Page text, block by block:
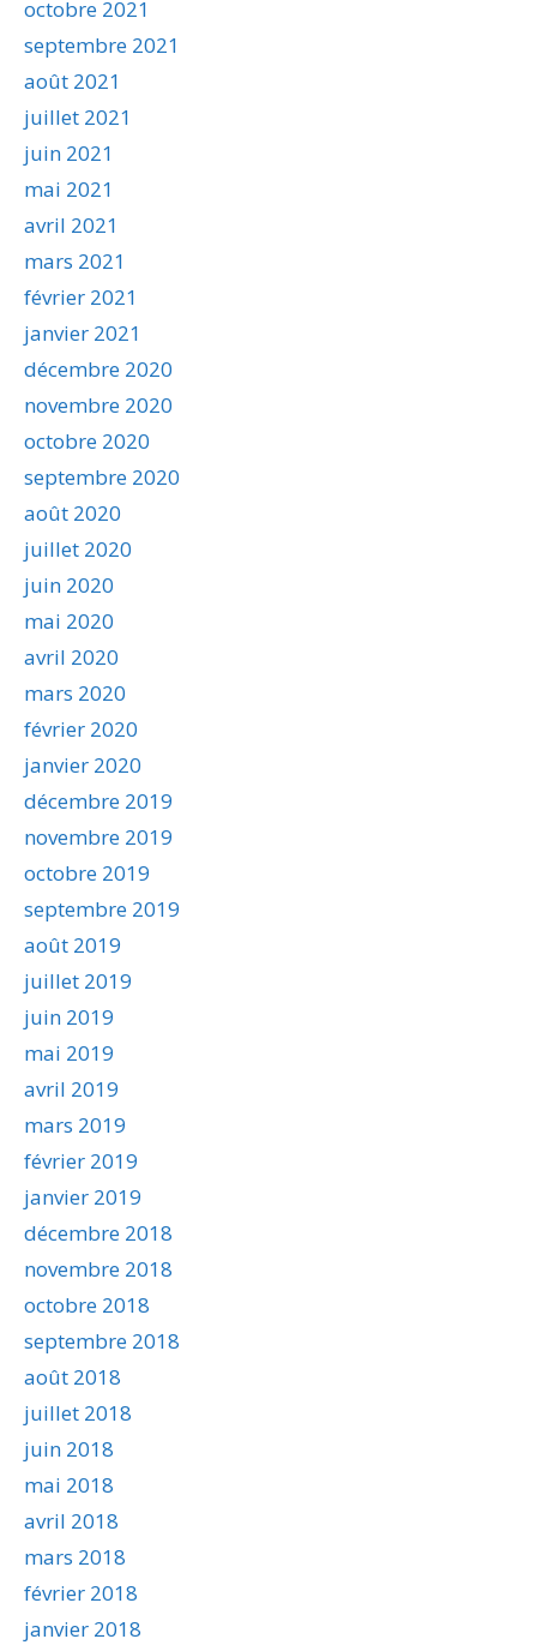
octobre 2021
septembre 2021
août 2021
juillet 2021
juin 2021
mai 2021
avril 2021
mars 2021
février 2021
janvier 2021
décembre 2020
novembre 2020
octobre 2020
septembre 2020
août 2020
juillet 2020
juin 2020
mai 2020
avril 2020
mars 2020
février 2020
janvier 2020
décembre 2019
novembre 2019
octobre 2019
septembre 2019
août 2019
juillet 2019
juin 2019
mai 2019
avril 2019
mars 2019
février 2019
janvier 2019
décembre 2018
novembre 2018
octobre 2018
septembre 2018
août 2018
juillet 2018
juin 2018
mai 2018
avril 2018
mars 2018
février 2018
janvier 2018